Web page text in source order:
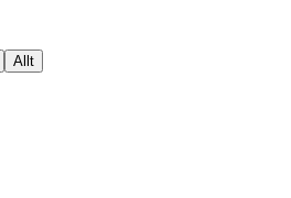
Allt